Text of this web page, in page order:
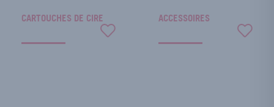
CARTOUCHES DE CIRE ACCESSOIRES